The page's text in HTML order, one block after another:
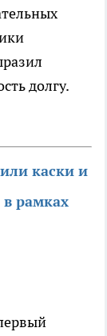
долгу.
каски и
рамках